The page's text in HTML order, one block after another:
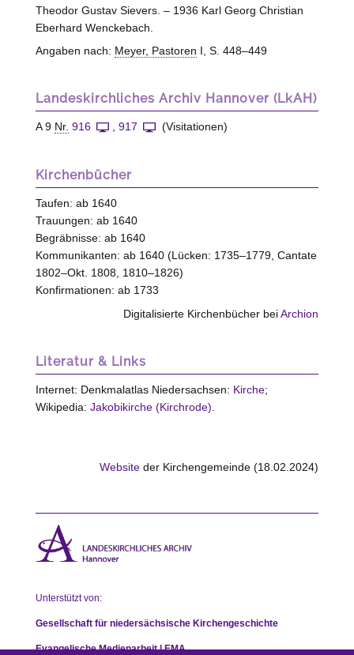
Theodor Gustav Sievers. – 1936 Karl Georg Christian
Eberhard Wenckebach.
Angaben nach: Meyer, Pastoren I, S. 448–449
Landeskirchliches Archiv Hannover (LkAH)
A 9 Nr. 916 , 917 (Visitationen)
Kirchenbücher
Taufen: ab 1640
Trauungen: ab 1640
Begräbnisse: ab 1640
Kommunikanten: ab 1640 (Lücken: 1735–1779, Cantate
1802–Okt. 1808, 1810–1826)
Konfirmationen: ab 1733
Digitalisierte Kirchenbücher beiArchion
Literatur & Links
Internet: Denkmalatlas Niedersachsen: Kirche;
Wikipedia: Jakobikirche (Kirchrode)
Website der Kirchengemeinde (18.02.2024)
Unterstützt von:
Gesellschaft für niedersächsische Kirchengeschichte
Evangelische Medienarbeit | EMA